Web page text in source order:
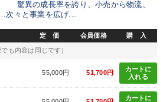
驚異の成長率を誇り、小売から物流、
次々と事業を広げ...
定 価 会員価格 購 入
でも内容は同じです）
55,000円 51,700円
カートに
入れる
カートに